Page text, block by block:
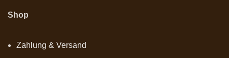
Shop
Zahlung & Versand